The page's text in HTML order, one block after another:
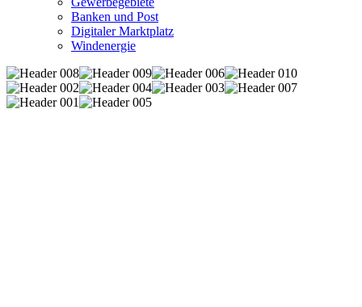
Banken und Post
Digitaler Marktplatz
Windenergie